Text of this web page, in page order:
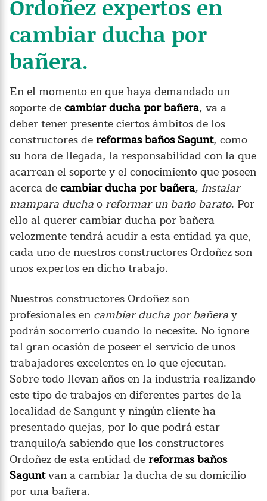
Ordoñez expertos en
cambiar ducha por
bañera.
En el momento en que haya demandado un
soporte decambiar ducha por bañera, va a
deber tener presente ciertos ámbitos de los
constructores dereformas baños Sagunt, como
su hora de llegada, la responsabilidad con la que
acarrean el soporte y el conocimiento que poseen
acerca decambiar ducha por bañera, instalar
mampara duchao reformar un baño barato. Por
ello al querer cambiar ducha por bañera
velozmente tendrá acudir a esta entidad ya que,
cada uno de nuestros constructores Ordoñez son
unos expertos en dicho trabajo.
Nuestros constructores Ordoñez son
profesionales en cambiar ducha por bañeray
podrán socorrerlo cuando lo necesite. No ignore
tal gran ocasión de poseer el servicio de unos
trabajadores excelentes en lo que ejecutan.
Sobre todo llevan años en la industria realizando
este tipo de trabajos en diferentes partes de la
localidad de Sangunt y ningún cliente ha
presentado quejas, por lo que podrá estar
tranquilo/a sabiendo que los constructores
Ordoñez de esta entidad dereformas baños
Saguntvan a cambiar la ducha de su domicilio
por una bañera.